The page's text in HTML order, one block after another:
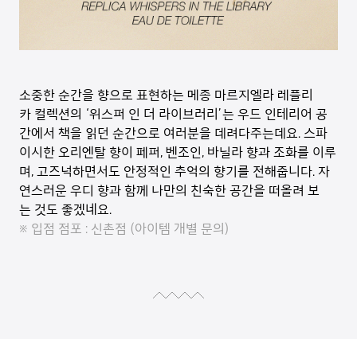
소중한 순간을 향으로 표현하는 메종 마르지엘라 레플리
카 컬렉션의 ‘위스퍼 인 더 라이브러리’는 우드 인테리어 공
간에서 책을 읽던 순간으로 여러분을 데려다주는데요. 스파
이시한 오리엔탈 향이 페퍼, 벤조인, 바닐라 향과 조화를 이루
며, 고즈넉하면서도 안정적인 추억의 향기를 전해줍니다. 자
연스러운 우디 향과 함께 나만의 친숙한 공간을 떠올려 보
는 것도 좋겠네요.
※ 입점 점포 : 신촌점 (아이템 개별 문의)